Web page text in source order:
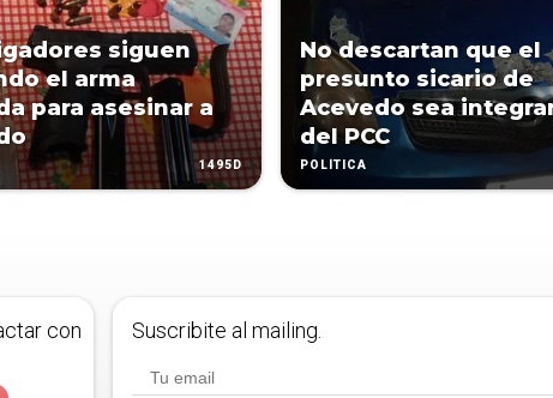
siguen
el arma
para asesinar a
1495D
No descartan que el
presunto sicario de
Acevedo sea
del PCC
POLÍTICA
con
Suscribite al mailing.